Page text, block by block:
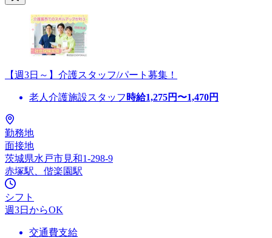
【週3日～】介護スタッフ/パート募集！
老人介護施設スタッフ 時給1,275円〜1,470円
勤務地
面接地
茨城県水戸市見和1-298-9
赤塚駅、偕楽園駅
シフト
週3日からOK
交通費支給